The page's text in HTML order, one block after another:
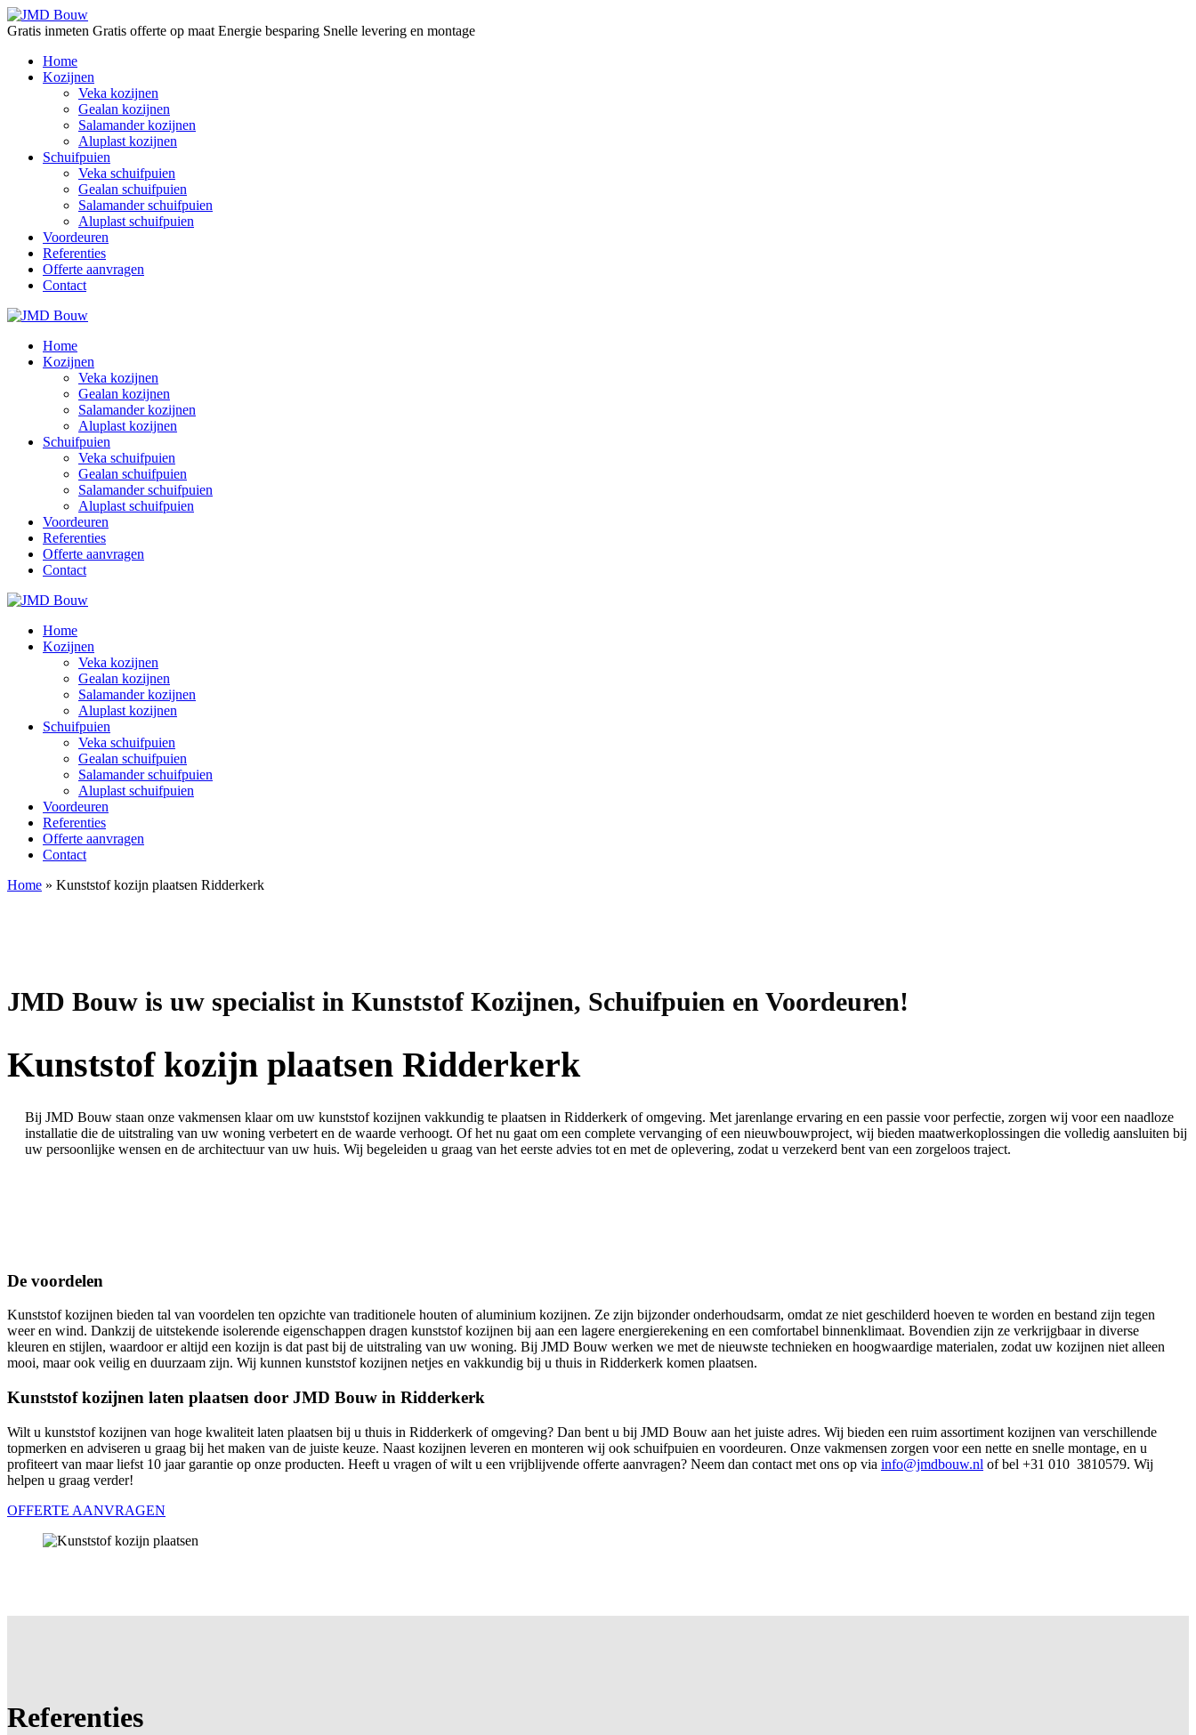
Gratis inmeten Gratis offerte op maat Energie besparing Snelle levering en montage
Home
Kozijnen
Veka kozijnen
Gealan kozijnen
Salamander kozijnen
Aluplast kozijnen
Schuifpuien
Veka schuifpuien
Gealan schuifpuien
Salamander schuifpuien
Aluplast schuifpuien
Voordeuren
Referenties
Offerte aanvragen
Contact
Home
Kozijnen
Veka kozijnen
Gealan kozijnen
Salamander kozijnen
Aluplast kozijnen
Schuifpuien
Veka schuifpuien
Gealan schuifpuien
Salamander schuifpuien
Aluplast schuifpuien
Voordeuren
Referenties
Offerte aanvragen
Contact
Home
Kozijnen
Veka kozijnen
Gealan kozijnen
Salamander kozijnen
Aluplast kozijnen
Schuifpuien
Veka schuifpuien
Gealan schuifpuien
Salamander schuifpuien
Aluplast schuifpuien
Voordeuren
Referenties
Offerte aanvragen
Contact
Home » Kunststof kozijn plaatsen Ridderkerk
JMD Bouw is uw specialist in Kunststof Kozijnen, Schuifpuien en Voordeuren!
Kunststof kozijn plaatsen Ridderkerk
Bij JMD Bouw staan onze vakmensen klaar om uw kunststof kozijnen vakkundig te plaatsen in Ridderkerk of omgeving. Met jarenlange ervaring en een passie voor perfectie, zorgen wij voor een naadloze
installatie die de uitstraling van uw woning verbetert en de waarde verhoogt. Of het nu gaat om een complete vervanging of een nieuwbouwproject, wij bieden maatwerkoplossingen die volledig aansluiten bij
uw persoonlijke wensen en de architectuur van uw huis. Wij begeleiden u graag van het eerste advies tot en met de oplevering, zodat u verzekerd bent van een zorgeloos traject.
De voordelen
Kunststof kozijnen bieden tal van voordelen ten opzichte van traditionele houten of aluminium kozijnen. Ze zijn bijzonder onderhoudsarm, omdat ze niet geschilderd hoeven te worden en bestand zijn tegen
weer en wind. Dankzij de uitstekende isolerende eigenschappen dragen kunststof kozijnen bij aan een lagere energierekening en een comfortabel binnenklimaat. Bovendien zijn ze verkrijgbaar in diverse
kleuren en stijlen, waardoor er altijd een kozijn is dat past bij de uitstraling van uw woning. Bij JMD Bouw werken we met de nieuwste technieken en hoogwaardige materialen, zodat uw kozijnen niet alleen
mooi, maar ook veilig en duurzaam zijn. Wij kunnen kunststof kozijnen netjes en vakkundig bij u thuis in Ridderkerk komen plaatsen.
Kunststof kozijnen laten plaatsen door JMD Bouw in Ridderkerk
Wilt u kunststof kozijnen van hoge kwaliteit laten plaatsen bij u thuis in Ridderkerk of omgeving? Dan bent u bij JMD Bouw aan het juiste adres. Wij bieden een ruim assortiment kozijnen van verschillende
topmerken en adviseren u graag bij het maken van de juiste keuze. Naast kozijnen leveren en monteren wij ook schuifpuien en voordeuren. Onze vakmensen zorgen voor een nette en snelle montage, en u
profiteert van maar liefst 10 jaar garantie op onze producten. Heeft u vragen of wilt u een vrijblijvende offerte aanvragen? Neem dan contact met ons op via info@jmdbouw.nl of bel +31 010 3810579. Wij
helpen u graag verder!
OFFERTE AANVRAGEN
Referenties